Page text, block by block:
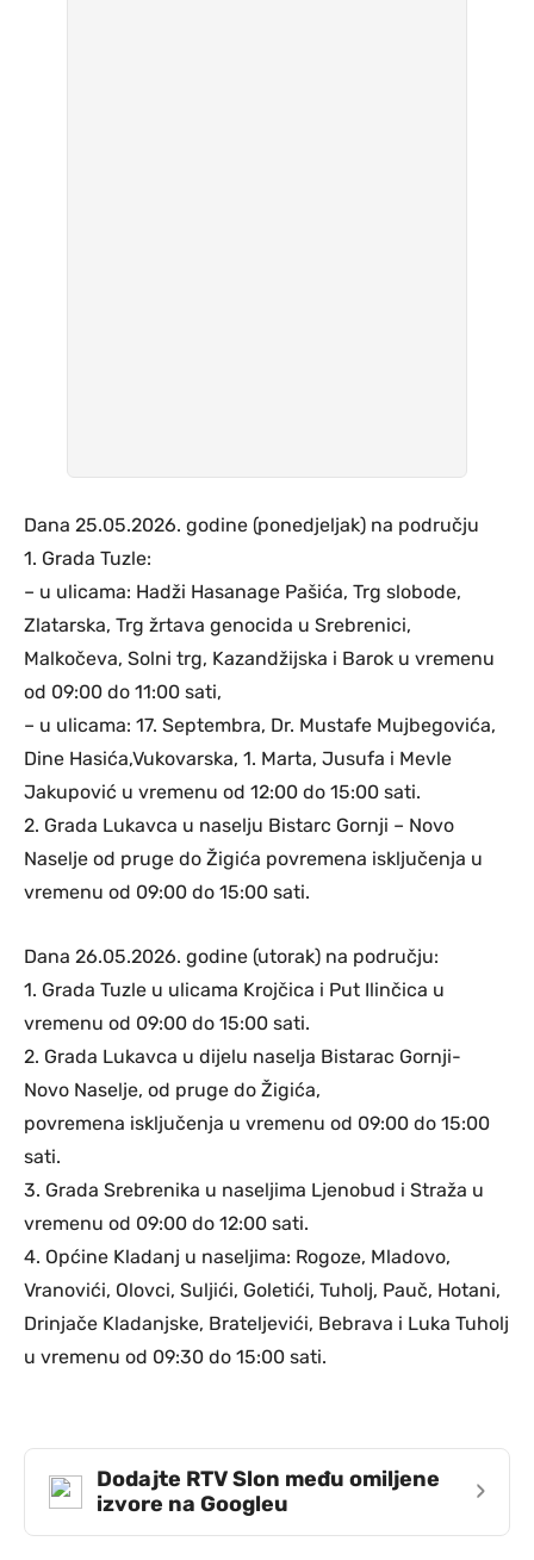
Dana 25.05.2026. godine (ponedjeljak) na području
1. Grada Tuzle:
– u ulicama: Hadži Hasanage Pašića, Trg slobode,
Zlatarska, Trg žrtava genocida u Srebrenici,
Malkočeva, Solni trg, Kazandžijska i Barok u vremenu
od 09:00 do 11:00 sati,
– u ulicama: 17. Septembra, Dr. Mustafe Mujbegovića,
Dine Hasića,Vukovarska, 1. Marta, Jusufa i Mevle
Jakupović u vremenu od 12:00 do 15:00 sati.
2. Grada Lukavca u naselju Bistarc Gornji – Novo
Naselje od pruge do Žigića povremena isključenja u
vremenu od 09:00 do 15:00 sati.
Dana 26.05.2026. godine (utorak) na području:
1. Grada Tuzle u ulicama Krojčica i Put Ilinčica u
vremenu od 09:00 do 15:00 sati.
2. Grada Lukavca u dijelu naselja Bistarac Gornji-
Novo Naselje, od pruge do Žigića,
povremena isključenja u vremenu od 09:00 do 15:00
sati.
3. Grada Srebrenika u naseljima Ljenobud i Straža u
vremenu od 09:00 do 12:00 sati.
4. Općine Kladanj u naseljima: Rogoze, Mladovo,
Vranovići, Olovci, Suljići, Goletići, Tuholj, Pauč, Hotani,
Drinjače Kladanjske, Brateljevići, Bebrava i Luka Tuholj
u vremenu od 09:30 do 15:00 sati.
Dodajte RTV Slon među omiljene
izvore na Googleu
›